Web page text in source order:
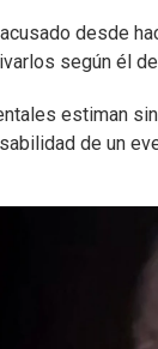
acusado desde
según él
estiman
de un